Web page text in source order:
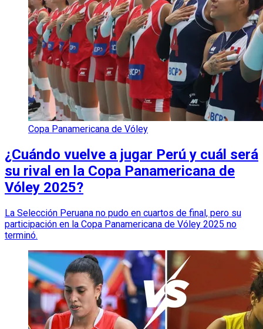
Copa Panamericana de Vóley
¿Cuándo vuelve a jugar Perú y cuál será
su rival en la Copa Panamericana de
Vóley 2025?
La Selección Peruana no pudo en cuartos de final, pero su
participación en la Copa Panamericana de Vóley 2025 no
terminó.